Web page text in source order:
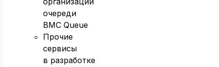
очереди
BMC Queue
Прочие
сервисы
в разработке